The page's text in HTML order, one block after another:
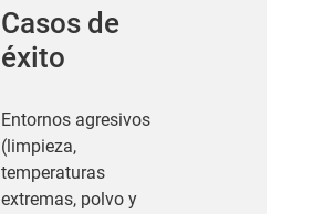
Casos de
éxito
Entornos agresivos
(limpieza,
temperaturas
extremas, polvo y